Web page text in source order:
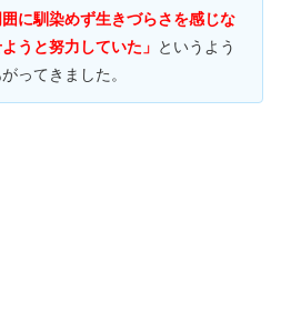
囲に馴染めず生きづらさを感じな
うと努力していた」 というよう
ってきました。